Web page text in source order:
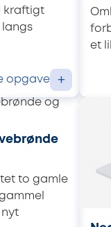
kraftigt
langs
opgave +
et
to gamle